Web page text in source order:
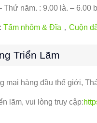
Thứ năm. : 9.00 là. – 6.00
Tấm nhôm & Đĩa ， Cuộn
Triển Lãm
mại hàng đầu thế giới,
lãm, vui lòng truy cập: